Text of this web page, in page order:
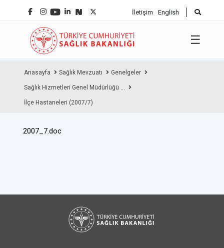
İletişim English
☰
Anasayfa Sağlık Mevzuatı Genelgeler
Sağlık Hizmetleri Genel Müdürlüğü ...
İlçe Hastaneleri (2007/7)
2007_7.doc